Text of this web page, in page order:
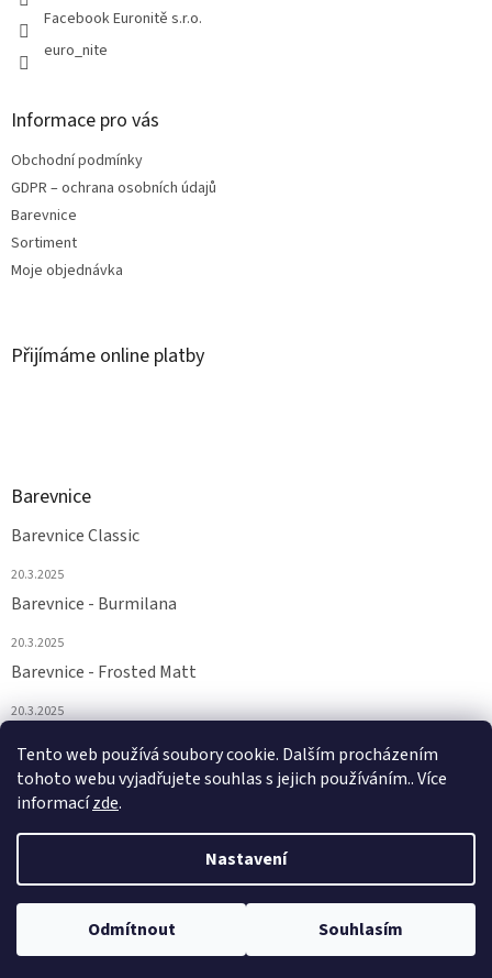
Tento web používá soubory cookie. Dalším procházením
tohoto webu vyjadřujete souhlas s jejich používáním.. Více
informacízde.
Nastavení
Odmítnout Souhlasím
Facebook Euronitě s.r.o.
euro_nite
Informace pro vás
Obchodní podmínky
GDPR – ochrana osobních údajů
Barevnice
Sortiment
Moje objednávka
Přijímáme online platby
Barevnice
Barevnice Classic
20.3.2025
Barevnice - Burmilana
20.3.2025
Barevnice - Frosted Matt
20.3.2025
20.3.2025
Vytvořil Shoptet
Copyright 2026 . Všechna práva vyhrazena.